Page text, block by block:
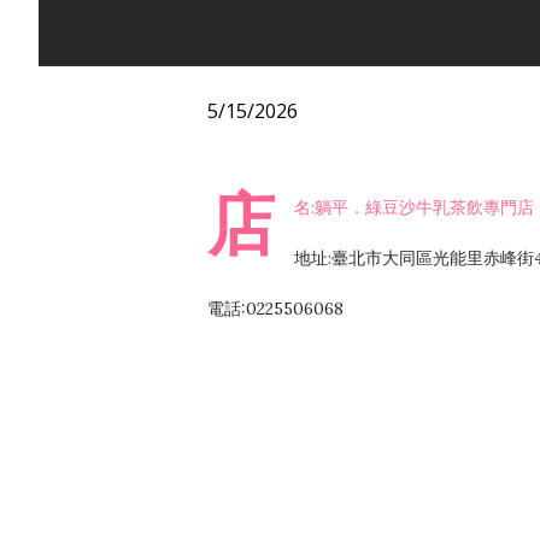
5/15/2026
店 名:躺平．綠豆沙牛乳茶飲專門店
地址:臺北市大同區光能里赤峰街
電話:0225506068